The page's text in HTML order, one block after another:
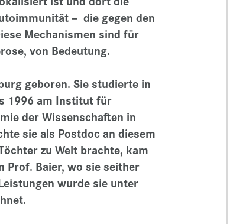
– die gegen den
Mechanismen sind für
von Bedeutung.
geboren. Sie studierte in
1996 am Institut für
der Wissenschaften in
sie als Postdoc an diesem
zu Welt brachte, kam
Prof. Baier, wo sie seither
wurde sie unter